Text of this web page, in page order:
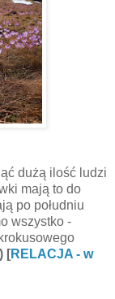
dużą ilość ludzi
mają to do
po południu
wszystko -
[RELACJA - w